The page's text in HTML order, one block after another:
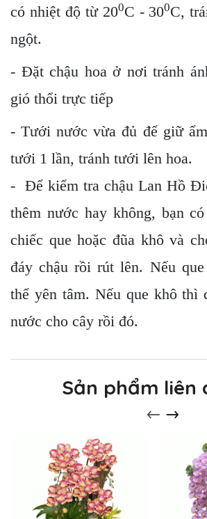
có nhiệt độ từ 200C - 300C,
ngột.
- Đặt chậu hoa ở nơi tránh
gió thổi trực tiếp
- Tưới nước vừa đủ để giữ
tưới 1 lần, tránh tưới lên hoa.
- Để kiểm tra chậu Lan Hồ
thêm nước hay không, bạn
chiếc que hoặc đũa khô và
đáy chậu rồi rút lên. Nếu
thể yên tâm. Nếu que khô thì
nước cho cây rồi đó.
Sản phẩm liên